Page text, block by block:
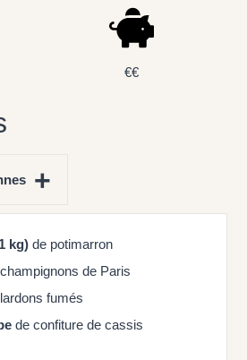
€€
+
kg) de potimarron
de Paris
fumés
de confiture de cassis